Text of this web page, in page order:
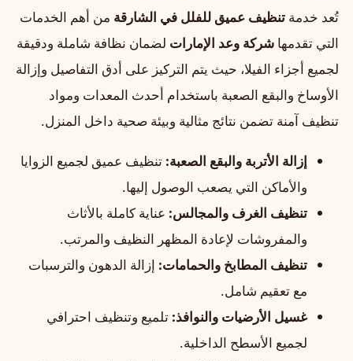
تُعد خدمة تنظيف عميق للفلل في الشارقة من أهم الخدمات
التي تقدمها شركة وعد الإمارات لضمان نظافة شاملة ودقيقة
لجميع أجزاء الفيلا، حيث يتم التركيز على أدق التفاصيل وإزالة
الأوساخ والبقع الصعبة باستخدام أحدث المعدات ومواد
تنظيف آمنة تضمن نتائج مثالية وبيئة صحية داخل المنزل.
إزالة الأتربة والبقع الصعبة: تنظيف عميق لجميع الزوايا
والأماكن التي يصعب الوصول إليها.
تنظيف الغرف والمجالس: عناية كاملة بالأثاث
والمفروشات لإعادة المظهر النظيف والمرتب.
تنظيف المطابخ والحمامات: إزالة الدهون والترسبات
مع تعقيم شامل.
غسيل الأرضيات والنوافذ: تلميع وتنظيف احترافي
لجميع الأسطح الداخلية.